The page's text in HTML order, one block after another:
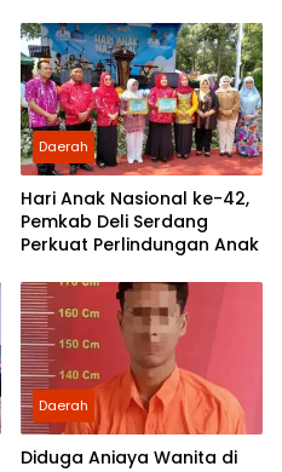
Pengabdian kepada
Rakyat
Daerah
Hari Anak Nasional ke-42,
Pemkab Deli Serdang
Perkuat Perlindungan Anak
Daerah
Diduga Aniaya Wanita di